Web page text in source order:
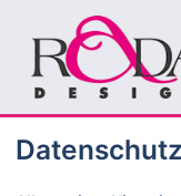
Datenschutz